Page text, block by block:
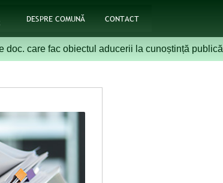
DESPRE COMUNĂ CONTACT
doc. care fac obiectul aducerii la cunoștință publică